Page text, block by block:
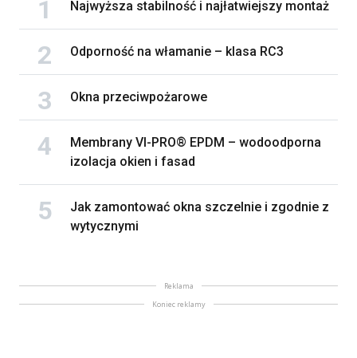
Najwyższa stabilność i najłatwiejszy montaż
Odporność na włamanie – klasa RC3
Okna przeciwpożarowe
Membrany VI-PRO® EPDM – wodoodporna
izolacja okien i fasad
Jak zamontować okna szczelnie i zgodnie z
wytycznymi
Reklama
Koniec reklamy